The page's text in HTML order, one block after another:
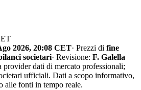
2026, 20:08 CET· Prezzi di fine
societari· Revisione: F. Galella
dati di mercato professionali;
ufficiali. Dati a scopo informativo,
alle fonti in tempo reale.